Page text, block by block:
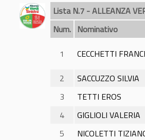
Lista N.7 - ALLEANZA
Num. Nominativo
1
CECCHETTI
2
SACCUZZO SILVIA
3
TETTI EROS
4
GIGLIOLI VALERIA
5
NICOLETTI